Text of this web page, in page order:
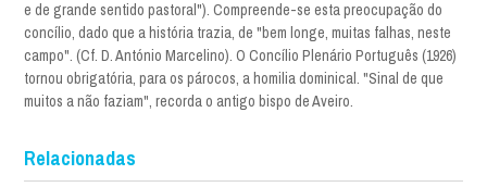
e de grande sentido pastoral"). Compreende-se esta preocupação do
concílio, dado que a história trazia, de "bem longe, muitas falhas, neste
campo". (Cf. D. António Marcelino). O Concílio Plenário Português (1926)
tornou obrigatória, para os párocos, a homilia dominical. "Sinal de que
muitos a não faziam", recorda o antigo bispo de Aveiro.
Relacionadas